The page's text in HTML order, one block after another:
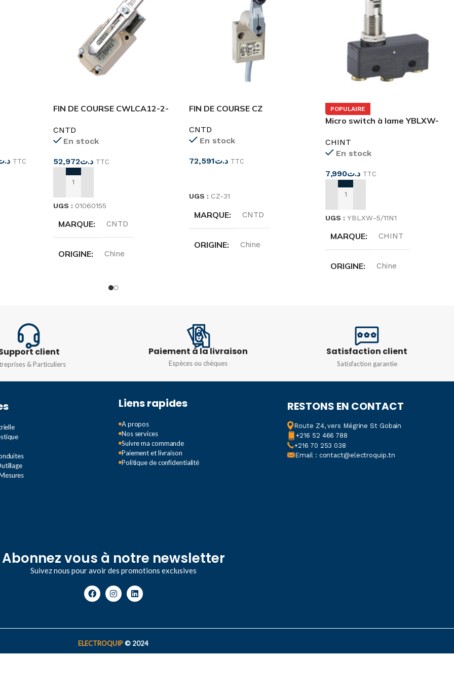
TTC
de
FIN DE COURSE CWLCA12-2-
CNTD
En stock
د.ت52,972 TTC
AJOUTER AU PANIER
UGS : 01060155
MARQUE CNTD
ORIGINE Chine
250 Volts
1mm-1m/s
RÉSISTANCE DE CONTACT
25 mΩ maximum
FIN DE COURSE CZ
CNTD
En stock
د.ت72,591 TTC
UGS : CZ-31
MARQUE CNTD
ORIGINE Chine
RÉFÉRENCE
CZ-3102,
POPULAIRE
Micro switch à lame YBLXW-
CHINT
En stock
د.ت7,990 TTC
AJOUTER AU PANIER
UGS :YBLXW-5/11N1
MARQUE CHINT
ORIGINE Chine
client
& Particuliers
Paiement à la livraison
Espèces ou chèques
Satisfaction client
Satisfaction garantie
Liens rapides
A propos
Nos services
Suivre ma commande
Paiement et livraison
Politique de confidentialité
RESTONS EN CONTACT
Route Z4, vers Mégrine St Gobain
+216 52 466 788
+216 70 253 038
Email : contact@electroquip.tn
Abonnez vous à notre newsletter
Suivez nous pour avoir des promotions exclusives
ELECTROQUIP© 2024